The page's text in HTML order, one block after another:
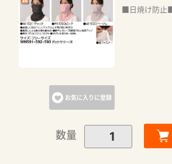
お気に入りに登録
■日焼け防止
数量
カートに追加しま